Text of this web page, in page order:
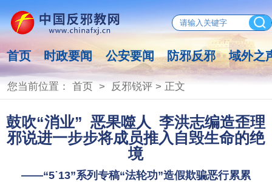
首页 时政要闻 公安要闻 防邪反邪 域外之
您当前位置： 首页> 反邪锐评> 正文
鼓吹“消业” 恶果噬人 李洪志编造歪理
邪说进一步步将成员推入自毁生命的绝
境
——“5˙13”系列专稿“法轮功”造假欺骗恶行累累